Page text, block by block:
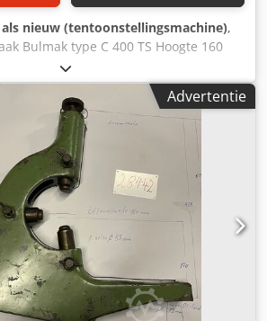
nieuw (tentoonstellingsmachine),
Bulmak type C 400 TS Hoogte 160
spanvlak tot het midden van de
asdiameter 110 mm Crsdpfx
14 kg
Advertentie